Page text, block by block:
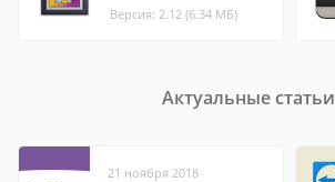
Версия: 2.12 (6.34 МБ)
Актуальные статьи
21 ноября 2018